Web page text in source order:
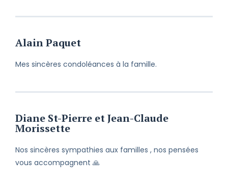
Alain Paquet
Mes sincères condoléances à la famille.
Diane St-Pierre et Jean-Claude
Morissette
Nos sincères sympathies aux familles , nos pensées
vous accompagnent 🙏